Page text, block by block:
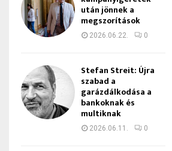
után jönnek a
megszorítások
2026.06.22. 0
Stefan Streit: Újra
szabad a
garázdálkodása a
bankoknak és
multiknak
2026.06.11. 0